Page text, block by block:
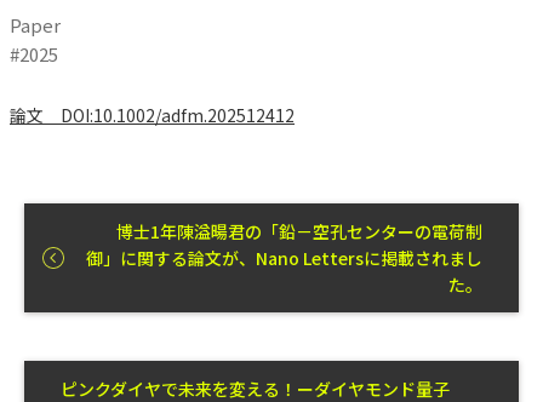
Paper
2025
論文 DOI:10.1002/adfm.202512412
博士1年陳溢暘君の「鉛－空孔センターの電荷制
御」に関する論文が、Nano Lettersに掲載されまし
た。
ピンクダイヤで未来を変える！ーダイヤモンド量子